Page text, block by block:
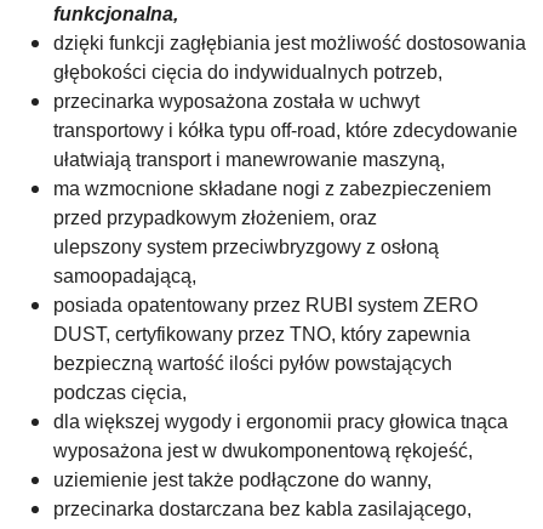
funkcjonalna,
dzięki funkcji zagłębiania jest możliwość dostosowania
głębokości cięcia do indywidualnych potrzeb,
przecinarka wyposażona została w uchwyt
transportowy i kółka typu off-road, które zdecydowanie
ułatwiają transport i manewrowanie maszyną,
ma wzmocnione składane nogi z zabezpieczeniem
przed przypadkowym złożeniem, oraz
ulepszony system przeciwbryzgowy z osłoną
samoopadającą,
posiada opatentowany przez RUBI system ZERO
DUST, certyfikowany przez TNO, który zapewnia
bezpieczną wartość ilości pyłów powstających
podczas cięcia,
dla większej wygody i ergonomii pracy głowica tnąca
wyposażona jest w dwukomponentową rękojeść,
uziemienie jest także podłączone do wanny,
przecinarka dostarczana bez kabla zasilającego,